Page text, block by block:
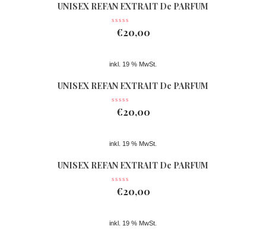
UNISEX REFAN EXTRAIT De PARFUM
Nr 077
€20,00
inkl. 19 % MwSt.
UNISEX REFAN EXTRAIT De PARFUM
Nr 361
€20,00
inkl. 19 % MwSt.
UNISEX REFAN EXTRAIT De PARFUM
Nr 362
€20,00
inkl. 19 % MwSt.